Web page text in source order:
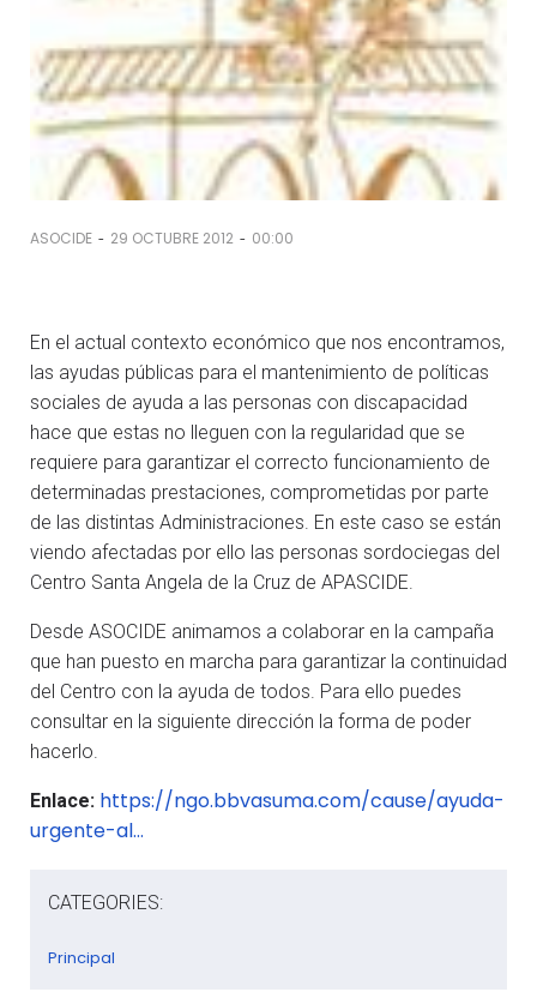
ASOCIDE - 29 OCTUBRE 2012 - 00:00
En el actual contexto económico que nos encontramos,
las ayudas públicas para el mantenimiento de políticas
sociales de ayuda a las personas con discapacidad
hace que estas no lleguen con la regularidad que se
requiere para garantizar el correcto funcionamiento de
determinadas prestaciones, comprometidas por parte
de las distintas Administraciones. En este caso se están
viendo afectadas por ello las personas sordociegas del
Centro Santa Angela de la Cruz de APASCIDE.
Desde ASOCIDE animamos a colaborar en la campaña
que han puesto en marcha para garantizar la continuidad
del Centro con la ayuda de todos. Para ello puedes
consultar en la siguiente dirección la forma de poder
hacerlo.
Enlace: https://ngo.bbvasuma.com/cause/ayuda-
urgente-al…
CATEGORIES:
Principal